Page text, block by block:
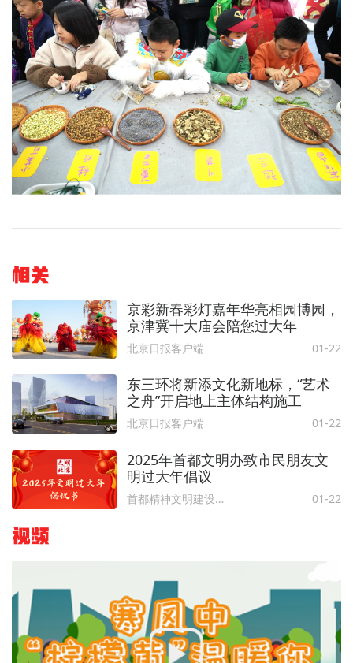
相关
京彩新春彩灯嘉年华亮相园博园，
京津冀十大庙会陪您过大年
北京日报客户端 01-22
东三环将新添文化新地标，“艺术
之舟”开启地上主体结构施工
北京日报客户端 01-22
2025年首都文明办致市民朋友文
明过大年倡议
首都精神文明建设委员会办公室 01-22
视频